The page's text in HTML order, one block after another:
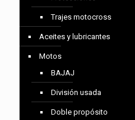
Trajes motocross
Aceites y lubricantes
Motos
BAJAJ
División usada
Doble propósito